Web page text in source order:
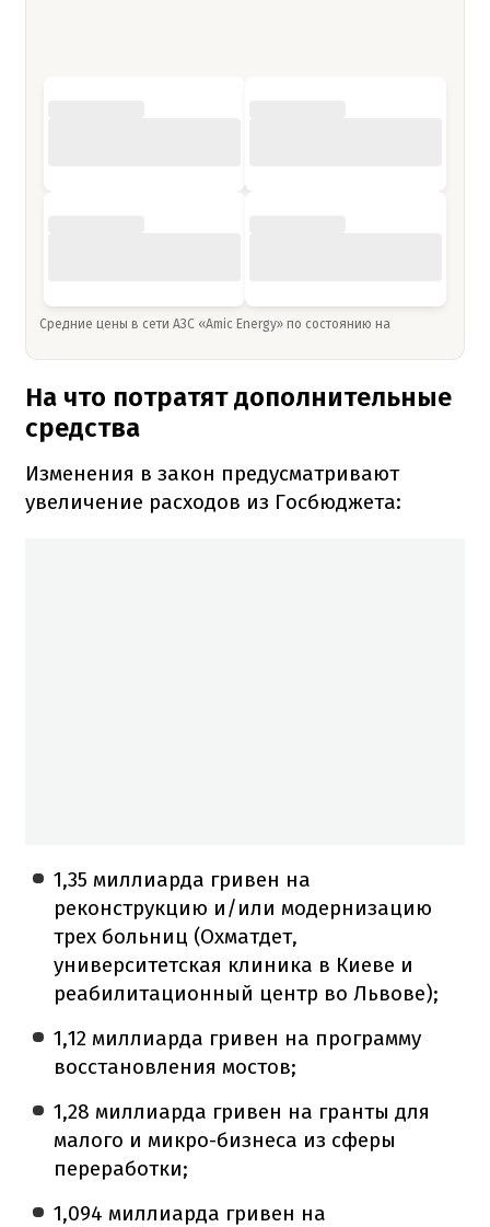
Средние цены в сети АЗС «Amic Energy» по состоянию на
На что потратят дополнительные
средства
Изменения в закон предусматривают
увеличение расходов из Госбюджета:
1,35 миллиарда гривен на
реконструкцию и/или модернизацию
трех больниц (Охматдет,
университетская клиника в Киеве и
реабилитационный центр во Львове);
1,12 миллиарда гривен на программу
восстановления мостов;
1,28 миллиарда гривен на гранты для
малого и микро-бизнеса из сферы
переработки;
1,094 миллиарда гривен на